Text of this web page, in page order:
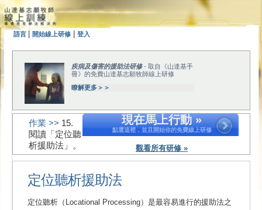
語言 開始線上研修 登入
疾病及傷害的援助法研修- 取自《山達基手
冊》的免費山達基志願牧師線上研修
瞭解更多＞＞
現在馬上行動 »
點選這裡，並且開始你的免費線上研修
觀看所有研修 »
作業 >> 15.
閱讀「定位聽
析援助法」。
定位聽析援助法
定位聽析（Locational Processing）是最容易進行的援助法之